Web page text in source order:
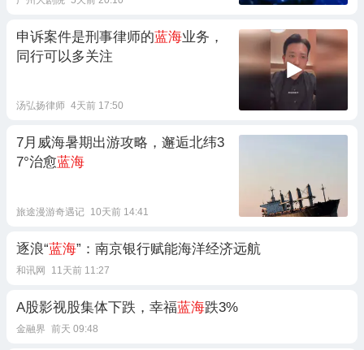
申诉案件是刑事律师的蓝海业务，
同行可以多关注
汤弘扬律师 4天前 17:50
7月威海暑期出游攻略，邂逅北纬3
7°治愈蓝海
旅途漫游奇遇记 10天前 14:41
逐浪“蓝海”：南京银行赋能海洋经济远航
和讯网 11天前 11:27
A股影视股集体下跌，幸福蓝海跌3%
金融界 前天 09:48